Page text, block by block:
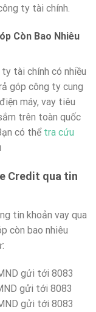
ty tài chính.
Còn Bao Nhiêu
tài chính có nhiều
góp công ty cung
máy, vay tiêu
trên toàn quốc
có thể tra cứu
Credit qua tin
tin khoản vay qua
còn bao nhiêu
gửi tới 8083
gửi tới 8083
gửi tới 8083